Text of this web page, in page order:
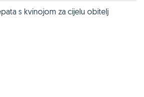
s kvinojom za cijelu obitelj